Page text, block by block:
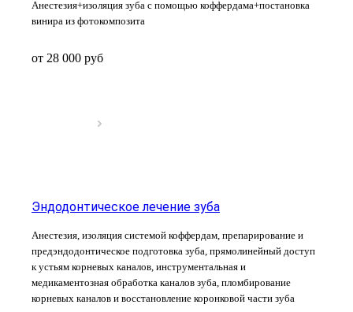
Анестезия+изоляция зуба с помощью коффердама+постановка
винира из фотокомпозита
от 28 000 руб
Эндодонтическое лечение зуба
Анестезия, изоляция системой коффердам, препарирование и
предэндодонтическое подготовка зуба, прямолинейный доступ
к устьям корневых каналов, инструментальная и
медикаментозная обработка каналов зуба, пломбирование
корневых каналов и восстановление коронковой части зуба